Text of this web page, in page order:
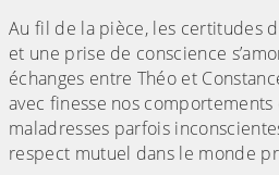
Au fil de la pièce, les certitudes
et une prise de conscience
échanges entre Théo et
avec finesse nos
maladresses parfois
respect mutuel dans le monde